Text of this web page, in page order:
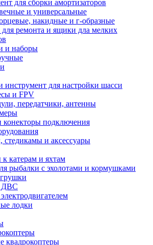
для сборки амортизаторов
и универсальные
накидные и г-образные
ремонта и ящики дла мелких
и наборы
инструмент для настройки шасси
и FPV
передатчики, антенны
конекторы подключения
стедикамы и аксессуары
к катерам и яхтам
рыбалки с эхолотами и кормушками
ДВС
лодки
квадрокоптеры